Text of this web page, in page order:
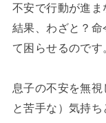
不安で行動が進
結果、わざと？
て困らせるのです
息子の不安を無
と苦手な）気持ち